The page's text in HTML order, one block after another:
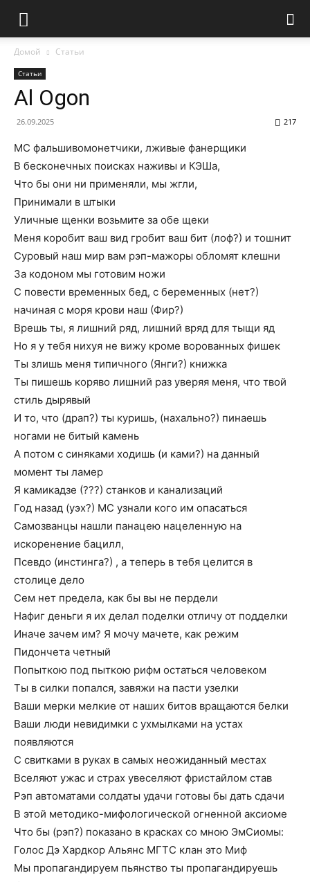
Домой Статьи
Статьи
Al Ogon
26.09.2025 217
МС фальшивомонетчики, лживые фанерщики
В бесконечных поисках наживы и КЭШа,
Что бы они ни применяли, мы жгли,
Принимали в штыки
Уличные щенки возьмите за обе щеки
Меня коробит ваш вид гробит ваш бит (лоф?) и тошнит
Суровый наш мир вам рэп-мажоры обломят клешни
За кодоном мы готовим ножи
С повести временных бед, с беременных (нет?)
начиная с моря крови наш (Фир?)
Врешь ты, я лишний ряд, лишний вряд для тыщи яд
Но я у тебя нихуя не вижу кроме ворованных фишек
Ты злишь меня типичного (Янги?) книжка
Ты пишешь коряво лишний раз уверяя меня, что твой
стиль дырявый
И то, что (драп?) ты куришь, (нахально?) пинаешь
ногами не битый камень
А потом с синяками ходишь (и ками?) на данный
момент ты ламер
Я камикадзе (???) станков и канализаций
Год назад (уэх?) МС узнали кого им опасаться
Самозванцы нашли панацею нацеленную на
искоренение бацилл,
Псевдо (инстинга?) , а теперь в тебя целится в
столице дело
Сем нет предела, как бы вы не пердели
Нафиг деньги я их делал поделки отличу от подделки
Иначе зачем им? Я мочу мачете, как режим
Пидончета четный
Попыткою под пыткою рифм остаться человеком
Ты в силки попался, завяжи на пасти узелки
Ваши мерки мелкие от наших битов вращаются белки
Ваши люди невидимки с ухмылками на устах
появляются
С свитками в руках в самых неожиданный местах
Вселяют ужас и страх увеселяют фристайлом став
Рэп автоматами солдаты удачи готовы бы дать сдачи
В этой методико-мифологической огненной аксиоме
Что бы (рэп?) показано в красках со мною ЭмСиомы:
Голос Дэ Хардкор Альянс МГТС клан это Миф
Мы пропагандируем пьянство ты пропагандируешь